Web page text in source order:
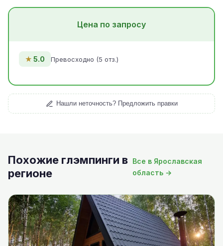
Цена по запросу
★ 5.0 Превосходно (5 отз.)
Нашли неточность? Предложить правки
Похожие глэмпинги в
регионе
Все в Ярославская
область →